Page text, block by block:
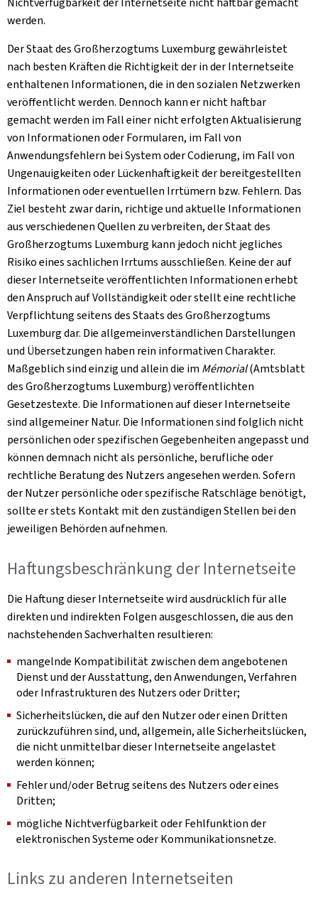
werden.
Der Staat des Großherzogtums Luxemburg gewährleistet
nach besten Kräften die Richtigkeit der in der Internetseite
enthaltenen Informationen, die in den sozialen Netzwerken
veröffentlicht werden. Dennoch kann er nicht haftbar
gemacht werden im Fall einer nicht erfolgten Aktualisierung
von Informationen oder Formularen, im Fall von
Anwendungsfehlern bei System oder Codierung, im Fall von
Ungenauigkeiten oder Lückenhaftigkeit der bereitgestellten
Informationen oder eventuellen Irrtümern bzw. Fehlern. Das
Ziel besteht zwar darin, richtige und aktuelle Informationen
aus verschiedenen Quellen zu verbreiten, der Staat des
Großherzogtums Luxemburg kann jedoch nicht jegliches
Risiko eines sachlichen Irrtums ausschließen. Keine der auf
dieser Internetseite veröffentlichten Informationen erhebt
den Anspruch auf Vollständigkeit oder stellt eine rechtliche
Verpflichtung seitens des Staats des Großherzogtums
Luxemburg dar. Die allgemeinverständlichen Darstellungen
und Übersetzungen haben rein informativen Charakter.
Maßgeblich sind einzig und allein die im Mémorial(Amtsblatt
des Großherzogtums Luxemburg) veröffentlichten
Gesetzestexte. Die Informationen auf dieser Internetseite
sind allgemeiner Natur. Die Informationen sind folglich nicht
persönlichen oder spezifischen Gegebenheiten angepasst und
können demnach nicht als persönliche, berufliche oder
rechtliche Beratung des Nutzers angesehen werden. Sofern
der Nutzer persönliche oder spezifische Ratschläge benötigt,
sollte er stets Kontakt mit den zuständigen Stellen bei den
jeweiligen Behörden aufnehmen.
Haftungsbeschränkung der Internetseite
Die Haftung dieser Internetseite wird ausdrücklich für alle
direkten und indirekten Folgen ausgeschlossen, die aus den
nachstehenden Sachverhalten resultieren:
mangelnde Kompatibilität zwischen dem angebotenen
Dienst und der Ausstattung, den Anwendungen, Verfahren
oder Infrastrukturen des Nutzers oder Dritter;
Sicherheitslücken, die auf den Nutzer oder einen Dritten
zurückzuführen sind, und, allgemein, alle Sicherheitslücken,
die nicht unmittelbar dieser Internetseite angelastet
werden können;
Fehler und/oder Betrug seitens des Nutzers oder eines
Dritten;
mögliche Nichtverfügbarkeit oder Fehlfunktion der
elektronischen Systeme oder Kommunikationsnetze.
Links zu anderen Internetseiten